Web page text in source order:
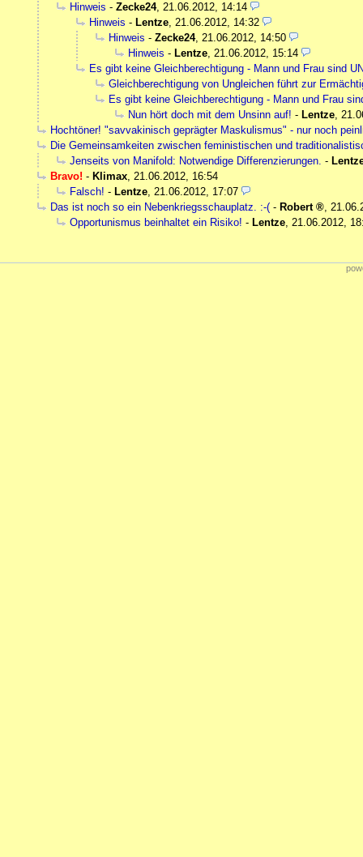
Hinweis - Zecke24, 21.06.2012, 14:14
Hinweis - Lentze, 21.06.2012, 14:32
Hinweis - Zecke24, 21.06.2012, 14:50
Hinweis - Lentze, 21.06.2012, 15:14
Es gibt keine Gleichberechtigung - Mann und Frau sind
Gleichberechtigung von Ungleichen führt zur
Es gibt keine Gleichberechtigung - Mann und Frau
Nun hört doch mit dem Unsinn auf! - Lentze,
Hochtöner! "savvakinisch geprägter Maskulismus" - nur noch
Die Gemeinsamkeiten zwischen feministischen und
Jenseits von Manifold: Notwendige Differenzierungen. -
Bravo! - Klimax, 21.06.2012, 16:54
Falsch! - Lentze, 21.06.2012, 17:07
Das ist noch so ein Nebenkriegsschauplatz. :-( - Robert ,
Opportunismus beinhaltet ein Risiko! - Lentze, 21.06.2012,